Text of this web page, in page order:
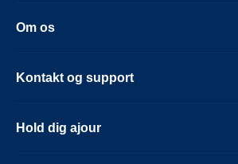
Om os
Kontakt og support
Hold dig ajour